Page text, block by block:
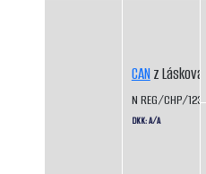
CANz Láskova
N REG/CHP/
DKK: A/A